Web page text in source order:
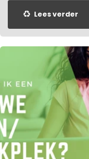
Lees verder